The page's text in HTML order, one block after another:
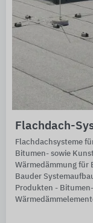
Flachdach-
Flachdachsysteme
Bitumen- sowie
Wärmedämmung für
Bauder
Produkten -